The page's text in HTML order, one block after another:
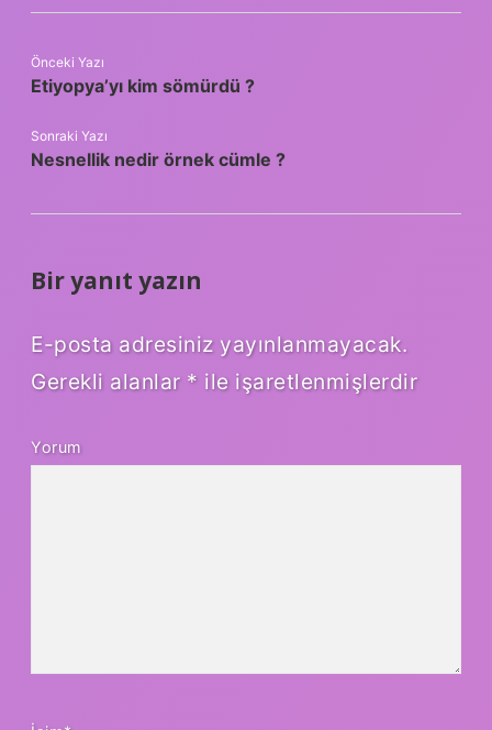
Önceki Yazı
Etiyopya’yı kim sömürdü ?
Sonraki Yazı
Nesnellik nedir örnek cümle ?
Bir yanıt yazın
E-posta adresiniz yayınlanmayacak.
Gerekli alanlar * ile işaretlenmişlerdir
Yorum